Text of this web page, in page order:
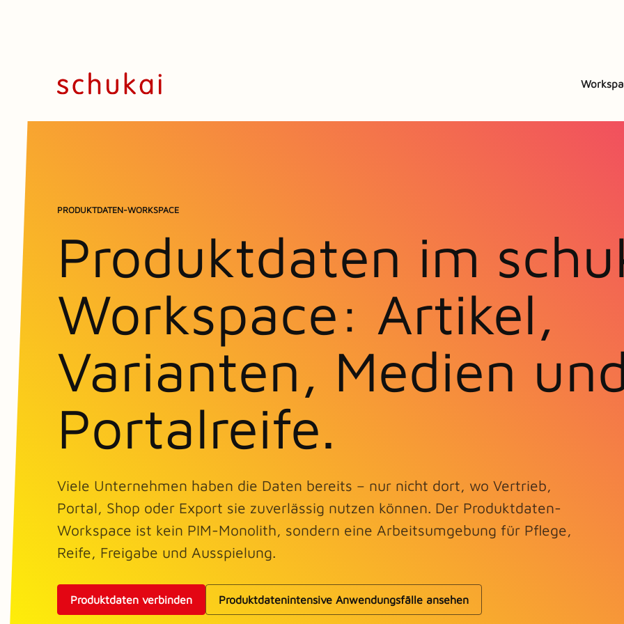
PRODUKTDATEN-WORKSPACE
Produktdaten im
Workspace: Artikel,
Varianten, Medien
Portalreife.
Viele Unternehmen haben die Daten bereits – nur nicht dort, wo Vertrieb,
Portal, Shop oder Export sie zuverlässig nutzen können. Der Produktdaten-
Workspace ist kein PIM-Monolith, sondern eine Arbeitsumgebung für Pflege,
Reife, Freigabe und Ausspielung.
Produktdaten verbinden Produktdatenintensive Anwendungsfälle ansehen